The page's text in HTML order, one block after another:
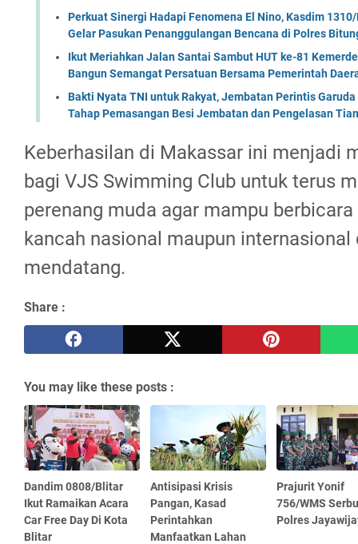
Perkuat Sinergi Hadapi Fenomena El Nino, Kasdim
Gelar Pasukan Penanggulangan Bencana di Polres
Ikut Meriahkan Jalan Santai Sambut HUT ke-81
Bangun Semangat Persatuan Bersama Pemerintah
Bakti Nyata TNI untuk Rakyat, Jembatan Perintis
Tahap Pemasangan Besi Jembatan dan Pengelasan
Keberhasilan di Makassar ini menjadi
bagi VJS Swimming Club untuk terus
perenang muda agar mampu
kancah nasional maupun internasional
mendatang.
Share :
You may like these posts :
Dandim 0808/Blitar
Ikut Ramaikan Acara
Car Free Day Di Kota
Blitar
Antisipasi Krisis
Pangan, Kasad
Perintahkan
Manfaatkan Lahan
Prajurit Yonif
756/WMS Serbu
Polres